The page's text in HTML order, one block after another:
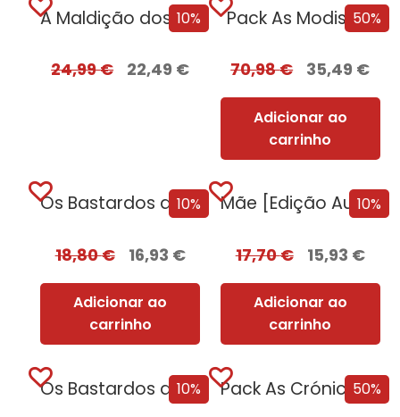
10%
A Maldição dos Pecados
24,99€ 22,49 €
50%
Pack As Modistas
70,98€ 35,49 €
Adicionar ao
carrinho
10%
Os Bastardos de Hitler
18,80€ 16,93 €
Adicionar ao
carrinho
10%
Mãe [Edição Autografada]
17,70€ 15,93 €
Adicionar ao
carrinho
10%
Os Bastardos de Hitler [Edição Autografada] 50%
Pack As Crónicas da Companhia Negra